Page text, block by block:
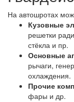
На автошротах
Кузовные
решетки
стёкла и пр.
Основные
рычаги,
охлаждения.
Прочие
фары и др.